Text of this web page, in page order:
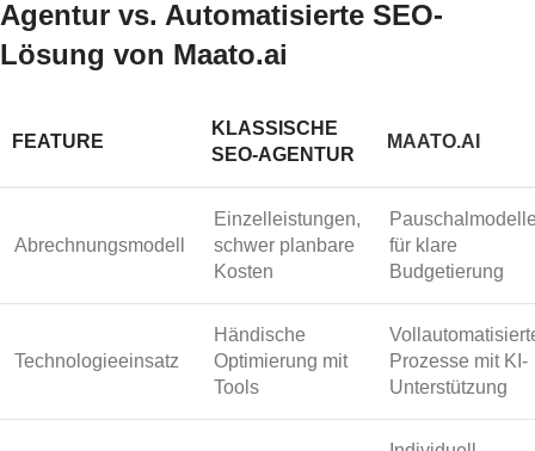
Agentur vs. Automatisierte SEO-
Lösung von Maato.ai
FEATURE
KLASSISCHE
SEO-AGENTUR
MAATO.AI
Abrechnungsmodell
Einzelleistungen,
schwer planbare
Kosten
für klare
Budgetierung
Technologieeinsatz
Händische
Optimierung mit
Tools
Prozesse mit KI-
Unterstützung